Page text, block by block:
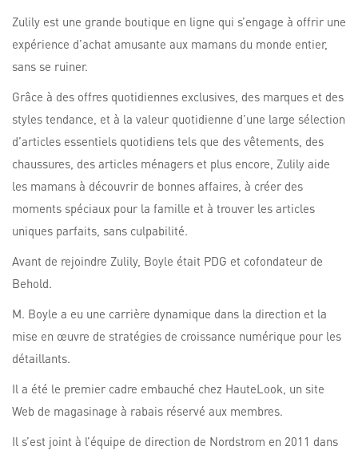
Zulily est une grande boutique en ligne qui s’engage à offrir une
expérience d’achat amusante aux mamans du monde entier,
sans se ruiner.
Grâce à des offres quotidiennes exclusives, des marques et des
styles tendance, et à la valeur quotidienne d’une large sélection
d’articles essentiels quotidiens tels que des vêtements, des
chaussures, des articles ménagers et plus encore, Zulily aide
les mamans à découvrir de bonnes affaires, à créer des
moments spéciaux pour la famille et à trouver les articles
uniques parfaits, sans culpabilité.
Avant de rejoindre Zulily, Boyle était PDG et cofondateur de
Behold.
M. Boyle a eu une carrière dynamique dans la direction et la
mise en œuvre de stratégies de croissance numérique pour les
détaillants.
Il a été le premier cadre embauché chez HauteLook, un site
Web de magasinage à rabais réservé aux membres.
Il s’est joint à l’équipe de direction de Nordstrom en 2011 dans